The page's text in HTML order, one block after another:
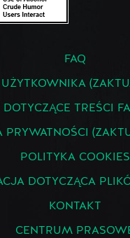
FAQ
DOTYCZĄCE TREŚCI
PRYWATNOŚCI
POLITYKA COOKIES
DOTYCZĄCA
KONTAKT
CENTRUM